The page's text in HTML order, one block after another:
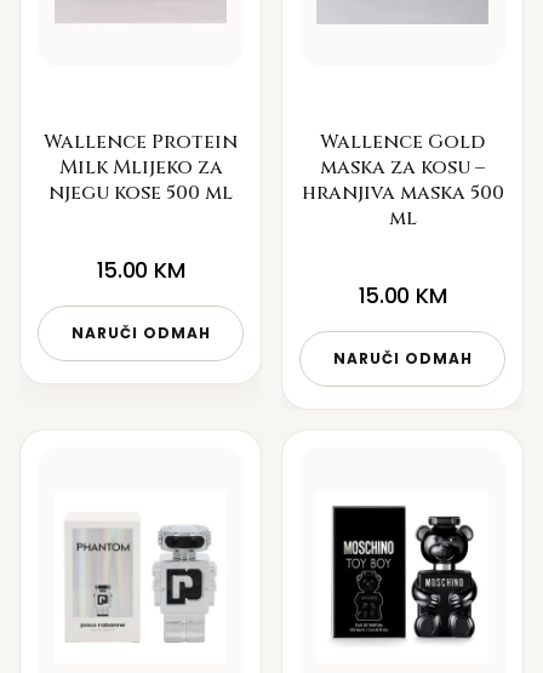
Wallence Protein
Milk Mlijeko za
njegu kose 500 ml
15.00 KM
NARUČI ODMAH
Wallence Gold
maska za kosu –
hranjiva maska 500
ml
15.00 KM
NARUČI ODMAH